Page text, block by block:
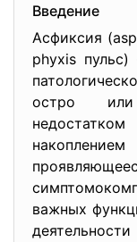
Введение
Асфиксия
phyxis
остро
важных